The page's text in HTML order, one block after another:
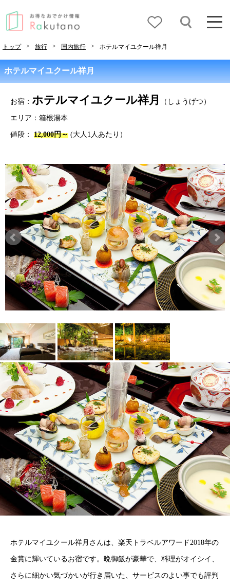
トップ > 旅行 > 国内旅行 > ホテルマイユクール祥月
ホテルマイユクール祥月
お宿： ホテルマイユクール祥月
（しょうげつ）
エリア：箱根湯本
値段： 12,000円～ (大人1人あたり）
ホテルマイユクール祥月さんは、楽天トラベルアワード2018年の
金賞に輝いているお宿です。晩御飯が豪華で、料理がオイシイ、
さらに細かい気づかいが行き届いた、サービスのよい事でも評判